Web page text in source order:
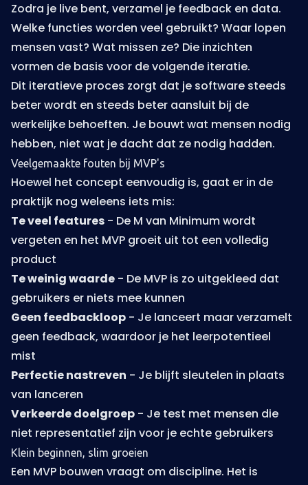
Zodra je live bent, verzamel je feedback en data.
Welke functies worden veel gebruikt? Waar lopen
mensen vast? Wat missen ze? Die inzichten
vormen de basis voor de volgende iteratie.
Dit iteratieve proces zorgt dat je software steeds
beter wordt en steeds beter aansluit bij de
werkelijke behoeften. Je bouwt wat mensen nodig
hebben, niet wat je dacht dat ze nodig hadden.
Veelgemaakte fouten bij MVP's
Hoewel het concept eenvoudig is, gaat er in de
praktijk nog weleens iets mis:
Te veel features - De M van Minimum wordt
vergeten en het MVP groeit uit tot een volledig
product
Te weinig waarde - De MVP is zo uitgekleed dat
gebruikers er niets mee kunnen
Geen feedbackloop - Je lanceert maar verzamelt
geen feedback, waardoor je het leerpotentieel
mist
Perfectie nastreven - Je blijft sleutelen in plaats
van lanceren
Verkeerde doelgroep - Je test met mensen die
niet representatief zijn voor je echte gebruikers
Klein beginnen, slim groeien
Een MVP bouwen vraagt om discipline. Het is